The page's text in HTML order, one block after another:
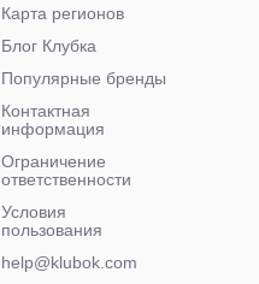
Карта регионов
Блог Клубка
Популярные бренды
Контактная
информация
Ограничение
ответственности
Условия
пользования
help@klubok.com